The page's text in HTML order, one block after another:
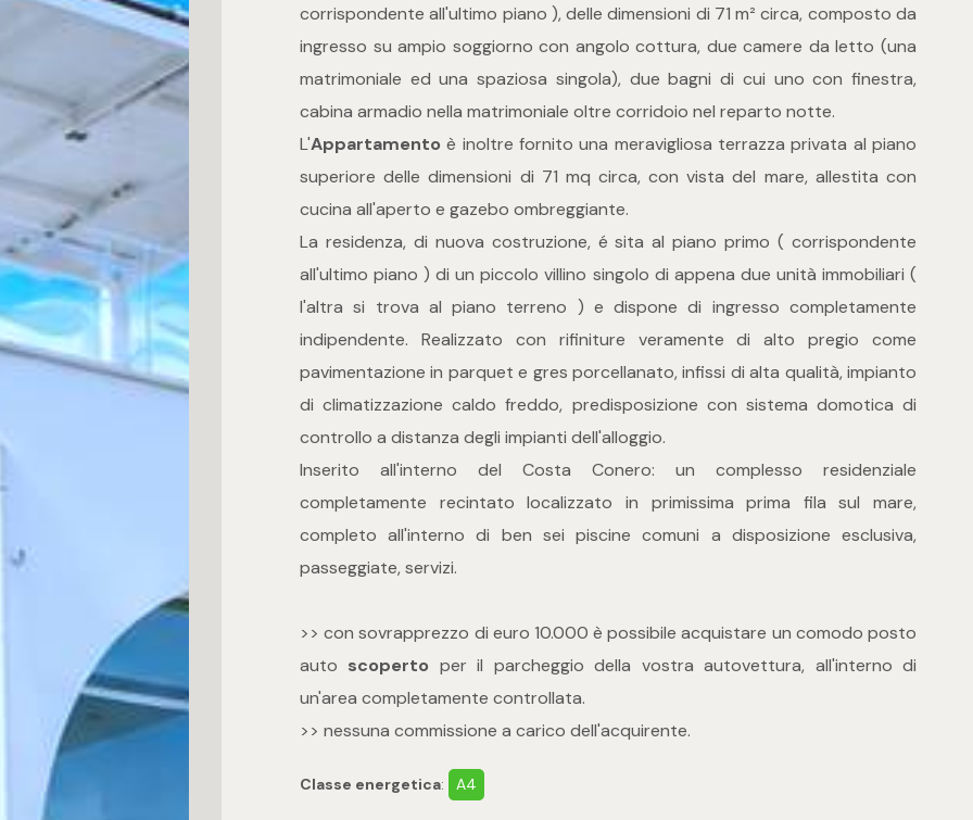
corrispondente all'ultimo piano ), delle dimensioni di 71 m² circa, composto da
ingresso su ampio soggiorno con angolo cottura, due camere da letto (una
matrimoniale ed una spaziosa singola), due bagni di cui uno con finestra,
cabina armadio nella matrimoniale oltre corridoio nel reparto notte.
L'Appartamento è inoltre fornito una meravigliosa terrazza privata al piano
superiore delle dimensioni di 71 mq circa, con vista del mare, allestita con
cucina all'aperto e gazebo ombreggiante.
La residenza, di nuova costruzione, é sita al piano primo ( corrispondente
all'ultimo piano ) di un piccolo villino singolo di appena due unità immobiliari (
l'altra si trova al piano terreno ) e dispone di ingresso completamente
indipendente. Realizzato con rifiniture veramente di alto pregio come
pavimentazione in parquet e gres porcellanato, infissi di alta qualità, impianto
di climatizzazione caldo freddo, predisposizione con sistema domotica di
controllo a distanza degli impianti dell'alloggio.
Inserito all'interno del Costa Conero: un complesso residenziale
completamente recintato localizzato in primissima prima fila sul mare,
completo all'interno di ben sei piscine comuni a disposizione esclusiva,
passeggiate, servizi.
>> con sovrapprezzo di euro 10.000 è possibile acquistare un comodo posto
auto scoperto per il parcheggio della vostra autovettura, all'interno di
un'area completamente controllata.
>> nessuna commissione a carico dell'acquirente.
Classe energetica: A4